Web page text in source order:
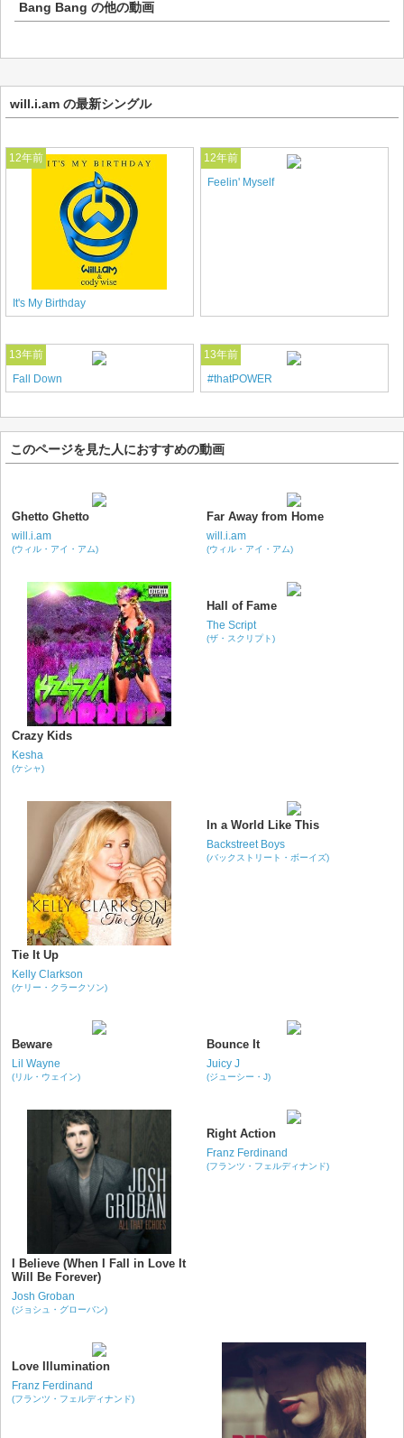
Bang Bang の他の動画
will.i.am の最新シングル
12年前
It's My Birthday
12年前
Feelin' Myself
13年前
Fall Down
13年前
#thatPOWER
このページを見た人におすすめの動画
Ghetto Ghetto
will.i.am
(ウィル・アイ・アム)
Far Away from Home
will.i.am
(ウィル・アイ・アム)
Crazy Kids
Kesha
(ケシャ)
Hall of Fame
The Script
(ザ・スクリプト)
Tie It Up
Kelly Clarkson
(ケリー・クラークソン)
In a World Like This
Backstreet Boys
(バックストリート・ボーイズ)
Beware
Lil Wayne
(リル・ウェイン)
Bounce It
Juicy J
(ジューシー・J)
I Believe (When I Fall in Love It
Will Be Forever)
Josh Groban
(ジョシュ・グローバン)
Right Action
Franz Ferdinand
(フランツ・フェルディナンド)
Love Illumination
Franz Ferdinand
(フランツ・フェルディナンド)